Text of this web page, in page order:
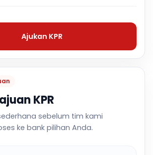
KPR
sebelum tim kami
ke bank pilihan Anda.
Ajukan KPR